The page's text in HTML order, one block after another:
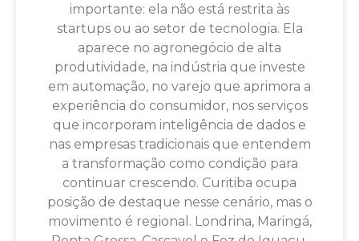
importante: ela não está restrita às
startups ou ao setor de tecnologia. Ela
aparece no agronegócio de alta
produtividade, na indústria que investe
em automação, no varejo que aprimora a
experiência do consumidor, nos serviços
que incorporam inteligência de dados e
nas empresas tradicionais que entendem
a transformação como condição para
continuar crescendo. Curitiba ocupa
posição de destaque nesse cenário, mas o
movimento é regional. Londrina, Maringá,